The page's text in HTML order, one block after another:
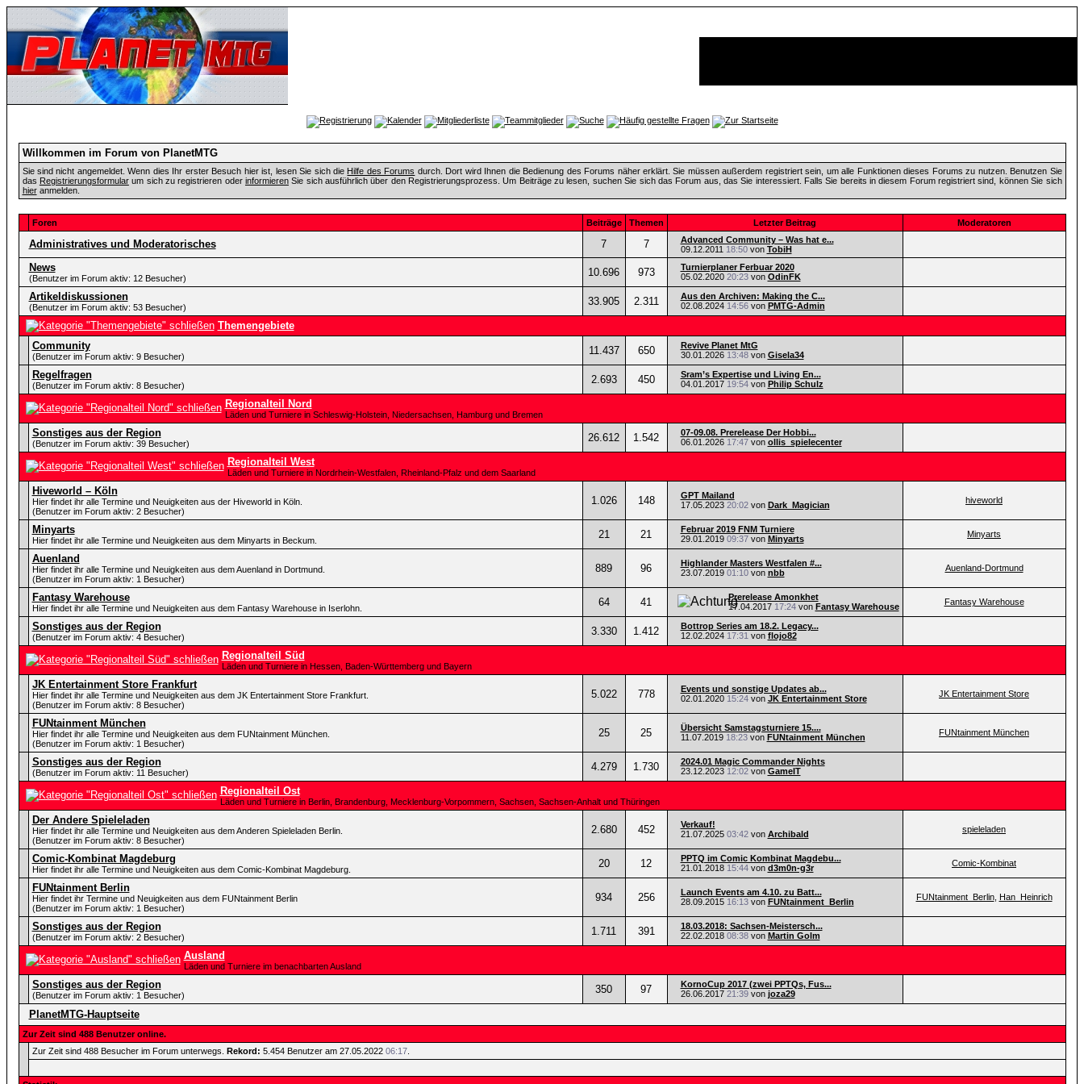
Willkommen im Forum von PlanetMTG
Sie sind nicht angemeldet. Wenn dies Ihr erster Besuch hier ist, lesen Sie sich die Hilfe des Forums durch. Dort wird Ihnen die Bedienung des Forums näher erklärt. Sie müssen außerdem registriert sein, um alle Funktionen dieses Forums zu nutzen. Benutzen Sie
das Registrierungsformularum sich zu registrieren oder informierenSie sich ausführlich über den Registrierungsprozess. Um Beiträge zu lesen, suchen Sie sich das Forum aus, das Sie interessiert. Falls Sie bereits in diesem Forum registriert sind, können Sie sich
hieranmelden.
Foren Beiträge Themen Letzter Beitrag Moderatoren
Administratives und Moderatorisches 7 7
Advanced Community – Was hat e...
09.12.2011 18:50von TobiH
News
(Benutzer im Forum aktiv: 12 Besucher) 10.696 973
Turnierplaner Ferbuar 2020
05.02.2020 20:23von OdinFK
Artikeldiskussionen
(Benutzer im Forum aktiv: 53 Besucher) 33.905 2.311
Aus den Archiven: Making the C...
02.08.2024 14:56von PMTG-Admin
Themengebiete
Community
(Benutzer im Forum aktiv: 9 Besucher) 11.437 650
Revive Planet MtG
30.01.2026 13:48von Gisela34
Regelfragen
(Benutzer im Forum aktiv: 8 Besucher) 2.693 450
Sram’s Expertise und Living En...
04.01.2017 19:54von Philip Schulz
Regionalteil Nord
Läden und Turniere in Schleswig-Holstein, Niedersachsen, Hamburg und Bremen
Sonstiges aus der Region
(Benutzer im Forum aktiv: 39 Besucher) 26.612 1.542
07-09.08. Prerelease Der Hobbi...
06.01.2026 17:47von ollis_spielecenter
Regionalteil West
Läden und Turniere in Nordrhein-Westfalen, Rheinland-Pfalz und dem Saarland
Hiveworld – Köln
Hier findet ihr alle Termine und Neuigkeiten aus der Hiveworld in Köln.
(Benutzer im Forum aktiv: 2 Besucher)
1.026 148
GPT Mailand
17.05.2023 20:02von Dark_Magician hiveworld
Minyarts
Hier findet ihr alle Termine und Neuigkeiten aus dem Minyarts in Beckum. 21 21
Februar 2019 FNM Turniere
29.01.2019 09:37von Minyarts Minyarts
Auenland
Hier findet ihr alle Termine und Neuigkeiten aus dem Auenland in Dortmund.
(Benutzer im Forum aktiv: 1 Besucher)
889 96
Highlander Masters Westfalen #...
23.07.2019 01:10von nbb Auenland-Dortmund
Fantasy Warehouse
Hier findet ihr alle Termine und Neuigkeiten aus dem Fantasy Warehouse in Iserlohn. 64 41
Prerelease Amonkhet
17.04.2017 17:24von Fantasy Warehouse Fantasy Warehouse
Sonstiges aus der Region
(Benutzer im Forum aktiv: 4 Besucher) 3.330 1.412
Bottrop Series am 18.2. Legacy...
12.02.2024 17:31 von flojo82
Regionalteil Süd
Läden und Turniere in Hessen, Baden-Württemberg und Bayern
JK Entertainment Store Frankfurt
Hier findet ihr alle Termine und Neuigkeiten aus dem JK Entertainment Store Frankfurt.
(Benutzer im Forum aktiv: 8 Besucher)
5.022 778
Events und sonstige Updates ab...
02.01.2020 15:24von JK Entertainment Store JK Entertainment Store
FUNtainment München
Hier findet ihr alle Termine und Neuigkeiten aus dem FUNtainment München.
(Benutzer im Forum aktiv: 1 Besucher)
25 25
Übersicht Samstagsturniere 15....
11.07.2019 18:23von FUNtainment München FUNtainment München
Sonstiges aus der Region
(Benutzer im Forum aktiv: 11 Besucher) 4.279 1.730
2024.01 Magic Commander Nights
23.12.2023 12:02von GameIT
Regionalteil Ost
Läden und Turniere in Berlin, Brandenburg, Mecklenburg-Vorpommern, Sachsen, Sachsen-Anhalt und Thüringen
Der Andere Spieleladen
Hier findet ihr alle Termine und Neuigkeiten aus dem Anderen Spieleladen Berlin.
(Benutzer im Forum aktiv: 8 Besucher)
2.680 452
Verkauf!
21.07.2025 03:42von Archibald spieleladen
Comic-Kombinat Magdeburg
Hier findet ihr alle Termine und Neuigkeiten aus dem Comic-Kombinat Magdeburg. 20 12
PPTQ im Comic Kombinat Magdebu...
21.01.2018 15:44von d3m0n-g3r Comic-Kombinat
FUNtainment Berlin
Hier findet ihr Termine und Neuigkeiten aus dem FUNtainment Berlin
(Benutzer im Forum aktiv: 1 Besucher)
934 256
Launch Events am 4.10. zu Batt...
28.09.2015 16:13von FUNtainment_Berlin FUNtainment_Berlin, Han_Heinrich
Sonstiges aus der Region
(Benutzer im Forum aktiv: 2 Besucher) 1.711 391
18.03.2018: Sachsen-Meistersch...
22.02.2018 08:38von Martin Golm
Ausland
Läden und Turniere im benachbarten Ausland
Sonstiges aus der Region
(Benutzer im Forum aktiv: 1 Besucher) 350 97
KornoCup 2017 (zwei PPTQs, Fus...
26.06.2017 21:39von joza29
PlanetMTG-Hauptseite
Zur Zeit sind 488 Benutzer online.
Zur Zeit sind 488 Besucher im Forum unterwegs. Rekord: 5.454 Benutzer am 27.05.2022 06:17.